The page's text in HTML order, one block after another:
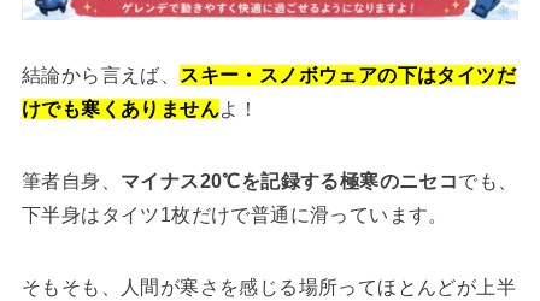
結論から言えば、
スキー・スノボウェアの下はタイツだ
けでも寒くありませんよ！
筆者自身、 マイナス20℃を記録する極寒のニセコでも、
下半身はタイツ1枚だけで普通に滑っています。
そもそも、人間が寒さを感じる場所ってほとんどが上半